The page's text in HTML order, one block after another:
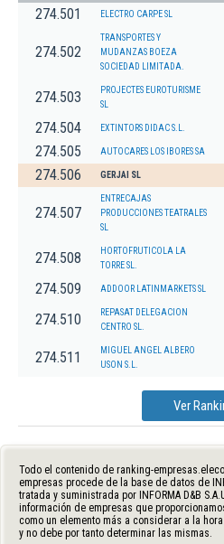
274.501 ELECTRO CARPE SL
274.502
TRANSPORTES Y
MUDANZAS BOEZA
SOCIEDAD LIMITADA.
274.503
PROJECTES EUROTURISME
SL
274.504 EXTINTORS DIDAC S.L.
274.505 AUTOCARES LOS IBORES SA
274.506 GERJAI SL
274.507
ENTRECAJAS
PRODUCCIONES TEATRALES
SL
274.508
HORTOFRUTICOLA LA
TORRE SL.
274.509 ADDOOR LATINMARKETS SL
274.510
REPASAT DELEGACION
CENTRO SL.
274.511
MIGUEL ANGEL ALBERO
USON S.L.
Ver
Todo el contenido de ranking-
empresas procede de la base de datos de
tratada y suministrada por INFORMA D&B
información de empresas que
como un elemento más a considerar a la
y no debe por tanto determinar las mismas.